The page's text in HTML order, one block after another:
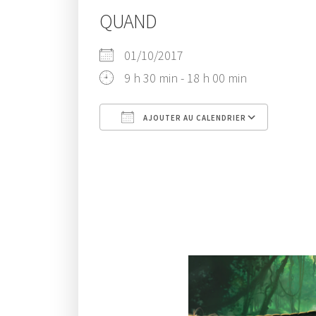
QUAND
01/10/2017
9 h 30 min - 18 h 00 min
AJOUTER AU CALENDRIER